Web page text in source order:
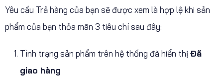
Yêu cầu Trả hàng của bạn sẽ được xem là hợp lệ khi sản
phẩm của bạn thỏa mãn 3 tiêu chí sau đây:
Tình trạng sản phẩm trên hệ thống đã hiển thị Đã
giao hàng